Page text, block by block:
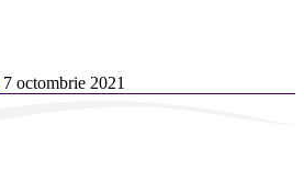
7 octombrie 2021